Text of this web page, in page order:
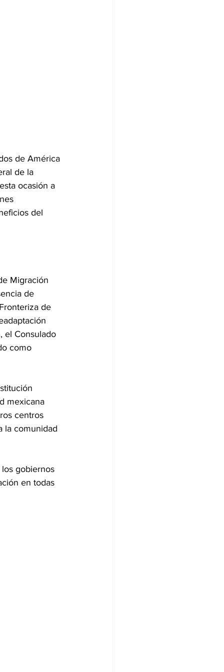
de América
de la
ocasión a
del
Migración
de
de
el Consulado
como
mexicana
centros
la comunidad
gobiernos
en todas